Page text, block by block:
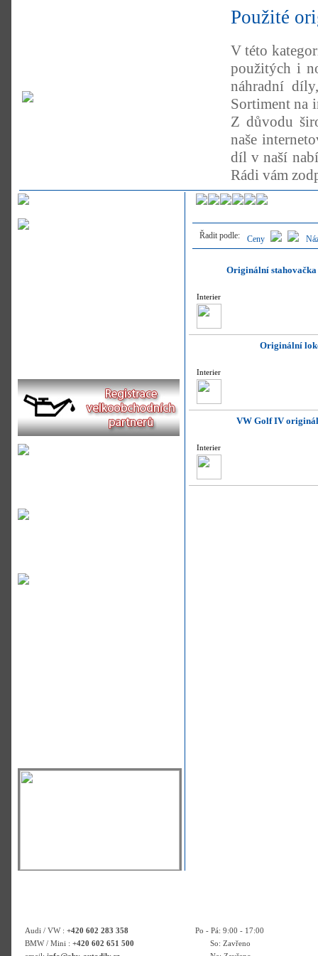
Použité
V této
použitých i
náhradní
Sortiment na
Z důvodu
naše
díl v naší
Rádi vám
Řadit podle: Ceny
Originální stahovačka
Interier
Originální
Interier
VW Golf IV
Interier
Audi / VW : +420 602 283 358
BMW / Mini : +420 602 651 500
Po - Pá: 9:00 - 17:00
So: Zavřeno